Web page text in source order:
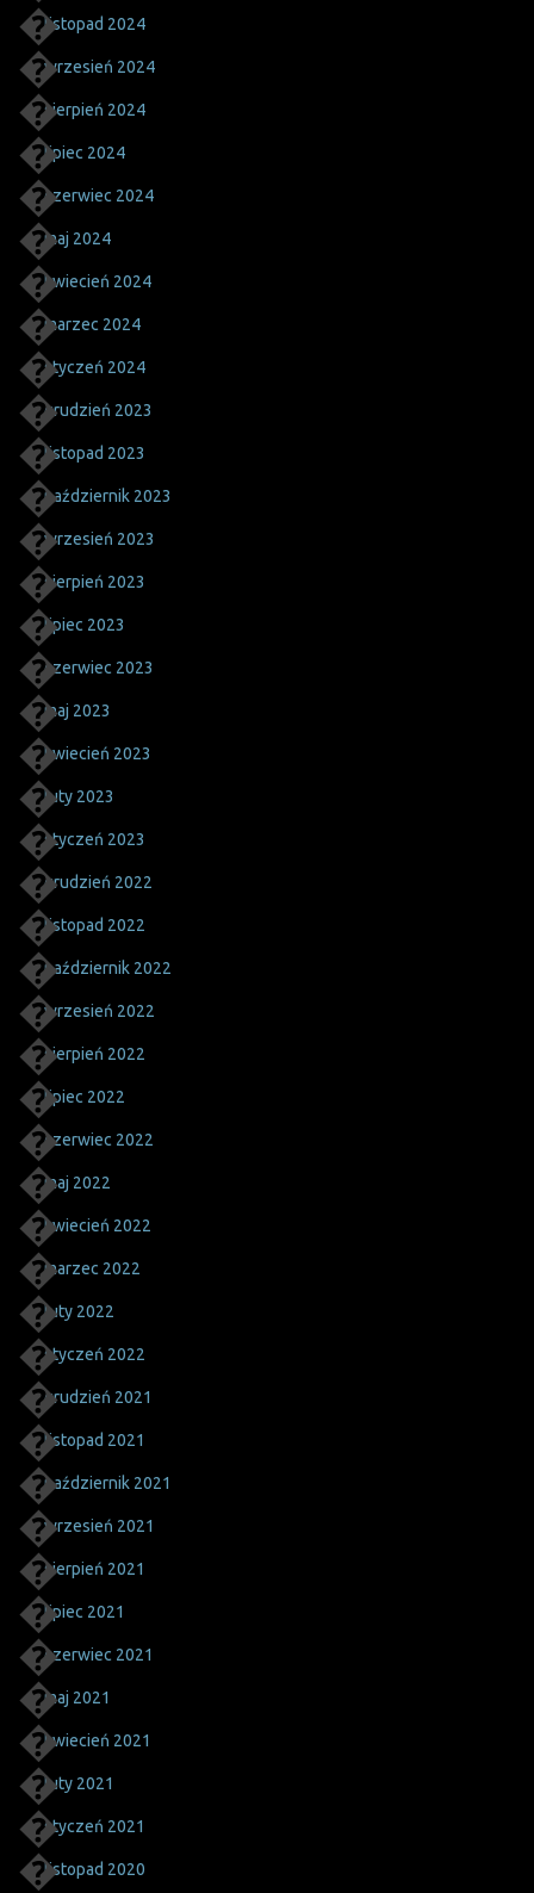
listopad 2024
wrzesień 2024
sierpień 2024
lipiec 2024
czerwiec 2024
maj 2024
kwiecień 2024
marzec 2024
styczeń 2024
grudzień 2023
listopad 2023
październik 2023
wrzesień 2023
sierpień 2023
lipiec 2023
czerwiec 2023
maj 2023
kwiecień 2023
luty 2023
styczeń 2023
grudzień 2022
listopad 2022
październik 2022
wrzesień 2022
sierpień 2022
lipiec 2022
czerwiec 2022
maj 2022
kwiecień 2022
marzec 2022
luty 2022
styczeń 2022
grudzień 2021
listopad 2021
październik 2021
wrzesień 2021
sierpień 2021
lipiec 2021
czerwiec 2021
maj 2021
kwiecień 2021
luty 2021
styczeń 2021
listopad 2020